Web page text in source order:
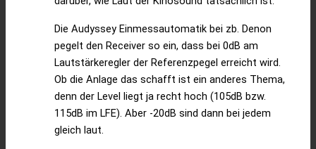
Die Audyssey Einmessautomatik bei zb. Denon
pegelt den Receiver so ein, dass bei 0dB am
Lautstärkeregler der Referenzpegel erreicht wird.
Ob die Anlage das schafft ist ein anderes Thema,
denn der Level liegt ja recht hoch (105dB bzw.
115dB im LFE). Aber -20dB sind dann bei jedem
gleich laut.